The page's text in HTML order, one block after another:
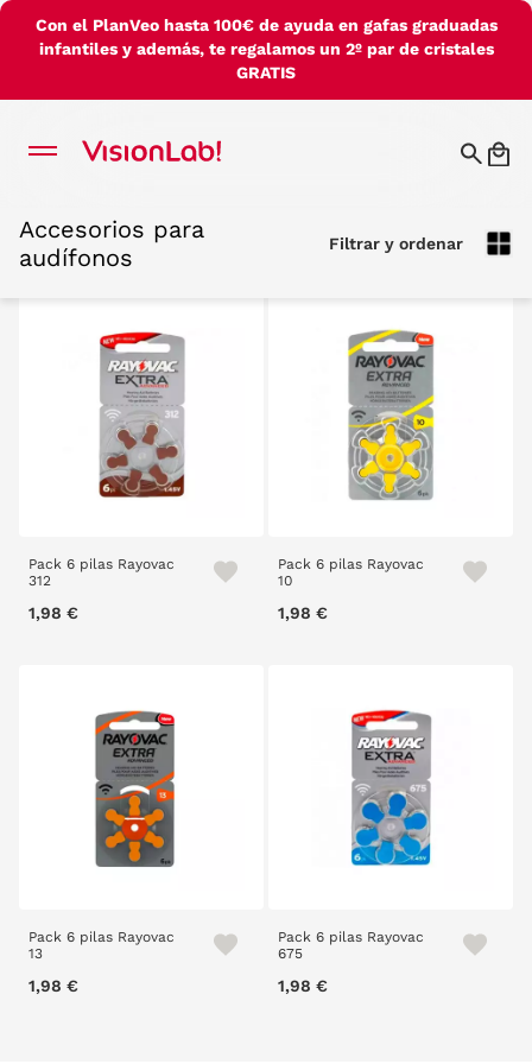
Con el PlanVeo hasta 100€ de ayuda en gafas graduadas
infantiles y además, te regalamos un 2º par de cristales
GRATIS
Accesorios para
audífonos
Filtrar y ordenar
Accesorios para
audífonos
Filtrar y ordenar
Pack 6 pilas Rayovac
312
1,98 €
Pack 6 pilas Rayovac
10
1,98 €
Pack 6 pilas Rayovac
13
1,98 €
Pack 6 pilas Rayovac
675
1,98 €